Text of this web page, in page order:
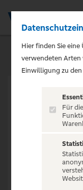
Hier finden Sie
verwendeten Arten
Einwilligung zu
Für